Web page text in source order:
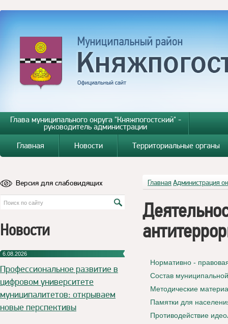
Глава муниципального округа "Княжпогостский" -
руководитель администрации
Главная
Новости Территориальные органы
Версия для слабовидящих
Новости
6.08.2026
Профессиональное развитие в
цифровом университете
муниципалитетов: открываем
новые перспективы
Главная Администрация
Нормативно -
Состав
Методические
Памятки для
Противодействие